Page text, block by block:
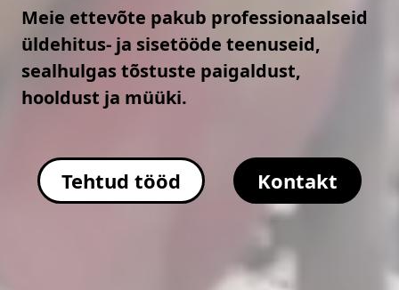
Meie ettevõte pakub professionaalseid
üldehitus- ja sisetööde teenuseid,
sealhulgas tõstuste paigaldust,
hooldust ja müüki.
Tehtud tööd Kontakt